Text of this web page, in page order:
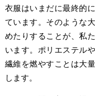
衣服はいまだに最終的
ています。そのような
めたりすることが、私
います。ポリエステル
繊維を燃やすことは大
します。